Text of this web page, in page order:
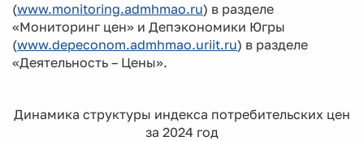
(www.monitoring.admhmao.ru) в разделе
«Мониторинг цен» и Депэкономики Югры
(www.depeconom.admhmao.uriit.ru) в разделе
«Деятельность – Цены».
Динамика структуры индекса потребительских цен
за 2024 год